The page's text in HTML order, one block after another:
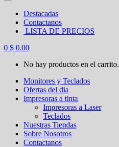
Destacadas
Contactanos
LISTA DE PRECIOS
0 $ 0.00
No hay productos en el carrito.
Monitores y Teclados
Ofertas del dia
Impresoras a tinta
Impresoras a Laser
Teclados
Nuestras Tiendas
Sobre Nosotros
Contactanos